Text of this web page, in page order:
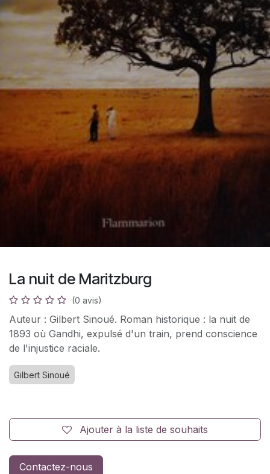
La nuit de Maritzburg
(0 avis)
Auteur : Gilbert Sinoué. Roman historique : la nuit de
1893 où Gandhi, expulsé d'un train, prend conscience
de l'injustice raciale.
Gilbert Sinoué
Ajouter à la liste de souhaits
Contactez-nous